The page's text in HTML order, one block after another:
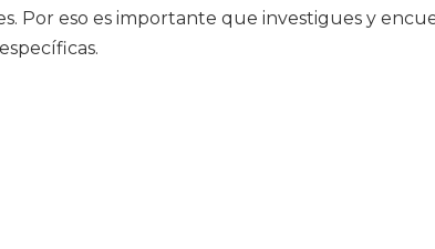
Por eso es importante que investigues y